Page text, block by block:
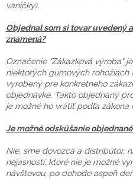
vaničky).
Objednal som si tovar uvedený
znamená?
Označenie "Zákazková výroba"
niektorých gumových rohožiach
vyrobený pre konkrétneho
objednávke. Takto objednaný
je možné ho vrátiť podľa zákona
Je možné odskúšanie
Nie, sme dovozca a distribútor,
nejasností, ktoré nie je možné
návštevou, po dohode aspoň